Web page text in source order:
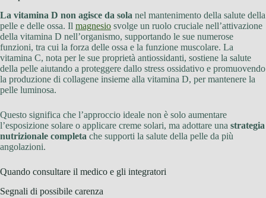
La vitamina D non agisce da sola nel mantenimento della salute della
pelle e delle ossa. Il magnesio svolge un ruolo cruciale nell’attivazione
della vitamina D nell’organismo, supportando le sue numerose
funzioni, tra cui la forza delle ossa e la funzione muscolare. La
vitamina C, nota per le sue proprietà antiossidanti, sostiene la salute
della pelle aiutando a proteggere dallo stress ossidativo e promuovendo
la produzione di collagene insieme alla vitamina D, per mantenere la
pelle luminosa.
Questo significa che l’approccio ideale non è solo aumentare
l’esposizione solare o applicare creme solari, ma adottare una strategia
nutrizionale completa che supporti la salute della pelle da più
angolazioni.
Quando consultare il medico e gli integratori
Segnali di possibile carenza